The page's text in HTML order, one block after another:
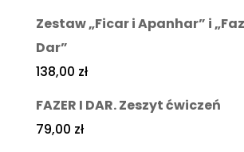
Zestaw „Ficar i Apanhar” i
Dar”
138,00 zł
FAZER I DAR. Zeszyt ćwiczeń
79,00 zł